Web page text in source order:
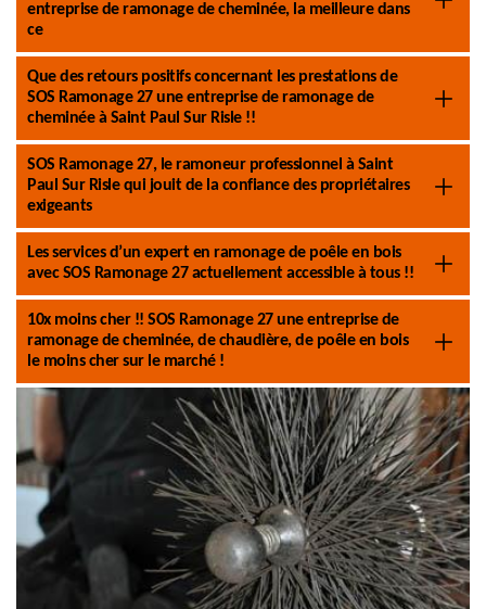
entreprise de ramonage de cheminée, la meilleure dans
ce
Que des retours positifs concernant les prestations de
SOS Ramonage 27 une entreprise de ramonage de
cheminée à Saint Paul Sur Risle !!
SOS Ramonage 27, le ramoneur professionnel à Saint
Paul Sur Risle qui jouit de la confiance des propriétaires
exigeants
Les services d’un expert en ramonage de poêle en bois
avec SOS Ramonage 27 actuellement accessible à tous !!
10x moins cher !! SOS Ramonage 27 une entreprise de
ramonage de cheminée, de chaudière, de poêle en bois
le moins cher sur le marché !